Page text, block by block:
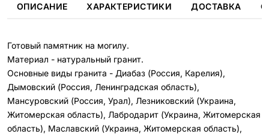
ОПИСАНИЕ ХАРАКТЕРИСТИКИ ДОСТАВКА
Готовый памятник на могилу.
Материал - натуральный гранит.
Основные виды гранита - Диабаз (Россия, Карелия),
Дымовский (Россия, Ленинградская область),
Мансуровский (Россия, Урал), Лезниковский (Украина,
Житомерская область), Лабродарит (Украина, Житомерская
область), Маславский (Украина, Житомерская область),